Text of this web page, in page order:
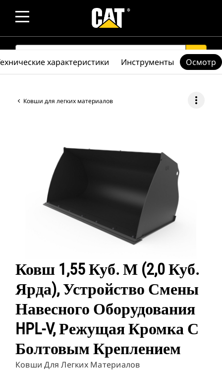
SEARCH search
Ковши для легких материалов more_vert
Ковш 1,55 Куб. М (2,0 Куб.
Ярда), Устройство Смены
Навесного Оборудования
HPL-V, Режущая Кромка С
Болтовым Креплением
Ковши Для Легких Материалов
характеристики Инструменты Осмотр